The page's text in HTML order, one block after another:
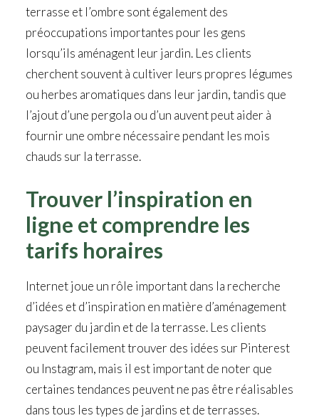
terrasse et l’ombre sont également des
préoccupations importantes pour les gens
lorsqu’ils aménagent leur jardin. Les clients
cherchent souvent à cultiver leurs propres légumes
ou herbes aromatiques dans leur jardin, tandis que
l’ajout d’une pergola ou d’un auvent peut aider à
fournir une ombre nécessaire pendant les mois
chauds sur la terrasse.
Trouver l’inspiration en
ligne et comprendre les
tarifs horaires
Internet joue un rôle important dans la recherche
d’idées et d’inspiration en matière d’aménagement
paysager du jardin et de la terrasse. Les clients
peuvent facilement trouver des idées sur Pinterest
ou Instagram, mais il est important de noter que
certaines tendances peuvent ne pas être réalisables
dans tous les types de jardins et de terrasses.